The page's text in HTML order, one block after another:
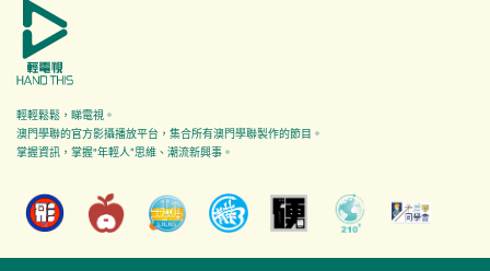
輕輕鬆鬆，睇電視。
澳門學聯的官方影攝播放平台，集合所有澳門學聯製作的節目。
掌握資訊，掌握"年輕人”思維、潮流新興事。